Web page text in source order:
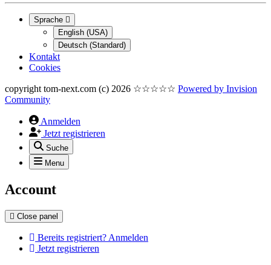
Sprache
English (USA)
Deutsch (Standard)
Kontakt
Cookies
copyright tom-next.com (c) 2026 ☆☆☆☆☆ Powered by Invision
Community
Anmelden
Jetzt registrieren
Suche
Menu
Account
Close panel
Bereits registriert? Anmelden
Jetzt registrieren